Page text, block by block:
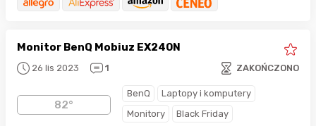
Monitor BenQ Mobiuz EX240N
26 lis 2023 1 ZAKOŃCZONO
82°
BenQ
Laptopy i komputery
Monitory
Black Friday